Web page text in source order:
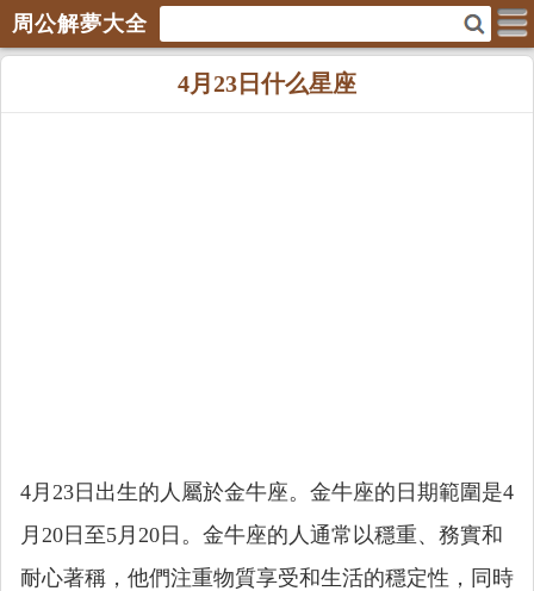
周公解夢大全
4月23日什么星座
4月23日出生的人屬於金牛座。金牛座的日期範圍是4
月20日至5月20日。金牛座的人通常以穩重、務實和
耐心著稱，他們注重物質享受和生活的穩定性，同時